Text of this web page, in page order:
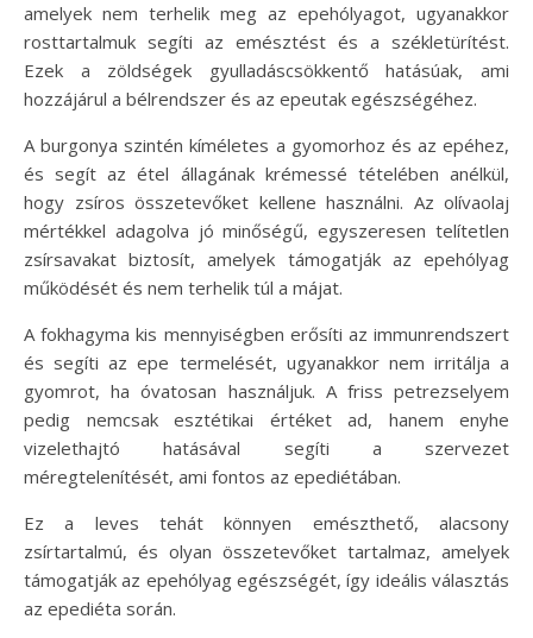
amelyek nem terhelik meg az epehólyagot, ugyanakkor
rosttartalmuk segíti az emésztést és a székletürítést.
Ezek a zöldségek gyulladáscsökkentő hatásúak, ami
hozzájárul a bélrendszer és az epeutak egészségéhez.
A burgonya szintén kíméletes a gyomorhoz és az epéhez,
és segít az étel állagának krémessé tételében anélkül,
hogy zsíros összetevőket kellene használni. Az olívaolaj
mértékkel adagolva jó minőségű, egyszeresen telítetlen
zsírsavakat biztosít, amelyek támogatják az epehólyag
működését és nem terhelik túl a májat.
A fokhagyma kis mennyiségben erősíti az immunrendszert
és segíti az epe termelését, ugyanakkor nem irritálja a
gyomrot, ha óvatosan használjuk. A friss petrezselyem
pedig nemcsak esztétikai értéket ad, hanem enyhe
vizelethajtó hatásával segíti a szervezet
méregtelenítését, ami fontos az epediétában.
Ez a leves tehát könnyen emészthető, alacsony
zsírtartalmú, és olyan összetevőket tartalmaz, amelyek
támogatják az epehólyag egészségét, így ideális választás
az epediéta során.